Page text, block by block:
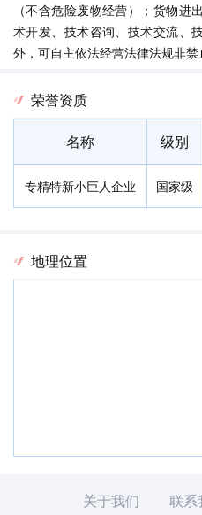
（不含危险废物经营）；货物
术开发、技术咨询、技术交流、
外，可自主依法经营法律法规非禁
荣誉资质
名称 级别
专精特新小巨人企业 国家级
地理位置
关于我们 联系